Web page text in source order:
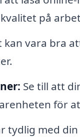
på
kan vara bra
Se till att
för
tydlig med